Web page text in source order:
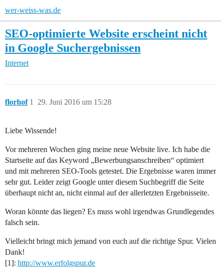
wer-weiss-was.de
SEO-optimierte Website erscheint nicht
in Google Suchergebnissen
Internet
florhof 29. Juni 2016 um 15:28
1
Liebe Wissende!
Vor mehreren Wochen ging meine neue Website live. Ich habe die
Startseite auf das Keyword „Bewerbungsanschreiben“ optimiert
und mit mehreren SEO-Tools getestet. Die Ergebnisse waren immer
sehr gut. Leider zeigt Google unter diesem Suchbegriff die Seite
überhaupt nicht an, nicht einmal auf der allerletzten Ergebnisseite.
Woran könnte das liegen? Es muss wohl irgendwas Grundlegendes
falsch sein.
Vielleicht bringt mich jemand von euch auf die richtige Spur. Vielen
Dank!
[1]: http://www.erfolgspur.de